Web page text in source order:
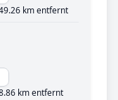
km entfernt
km entfernt